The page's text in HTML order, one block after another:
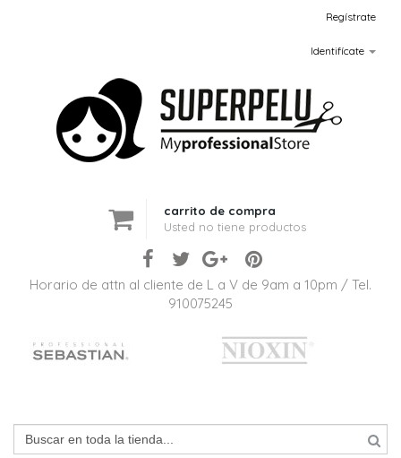
Regístrate
Identifícate
carrito de compra
Usted no tiene productos
Horario de attn al cliente de L a V de 9am a 10pm / Tel.
910075245